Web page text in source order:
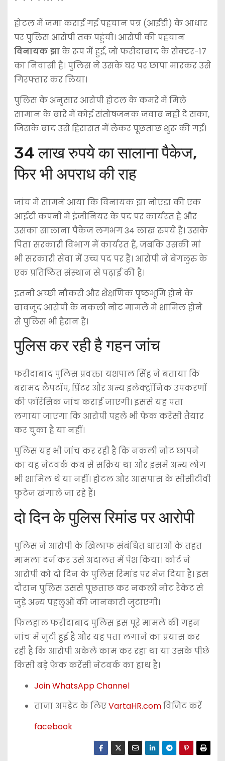
होटल में जमा कराई गई पहचान पत्र (आईडी) के आधार
पर पुलिस आरोपी तक पहुंची। आरोपी की पहचान
विनायक झाके रूप में हुई, जो फरीदाबाद के सेक्टर-17
का निवासी है। पुलिस ने उसके घर पर छापा मारकर उसे
गिरफ्तार कर लिया।
पुलिस के अनुसार आरोपी होटल के कमरे में मिले
सामान के बारे में कोई संतोषजनक जवाब नहीं दे सका,
जिसके बाद उसे हिरासत में लेकर पूछताछ शुरू की गई।
34 लाख रुपये का सालाना पैकेज,
फिर भी अपराध की राह
जांच में सामने आया कि विनायक झा नोएडा की एक
आईटी कंपनी में इंजीनियर के पद पर कार्यरत है और
उसका सालाना पैकेज लगभग 34 लाख रुपये है। उसके
पिता सरकारी विभाग में कार्यरत हैं, जबकि उसकी मां
भी सरकारी सेवा में उच्च पद पर हैं। आरोपी ने बेंगलुरु के
एक प्रतिष्ठित संस्थान से पढ़ाई की है।
इतनी अच्छी नौकरी और शैक्षणिक पृष्ठभूमि होने के
बावजूद आरोपी के नकली नोट मामले में शामिल होने
से पुलिस भी हैरान है।
पुलिस कर रही है गहन जांच
फरीदाबाद पुलिस प्रवक्ता यशपाल सिंह ने बताया कि
बरामद लैपटॉप, प्रिंटर और अन्य इलेक्ट्रॉनिक उपकरणों
की फॉरेंसिक जांच कराई जाएगी। इससे यह पता
लगाया जाएगा कि आरोपी पहले भी फेक करेंसी तैयार
कर चुका है या नहीं।
पुलिस यह भी जांच कर रही है कि नकली नोट छापने
का यह नेटवर्क कब से सक्रिय था और इसमें अन्य लोग
भी शामिल थे या नहीं। होटल और आसपास के सीसीटीवी
फुटेज खंगाले जा रहे हैं।
दो दिन के पुलिस रिमांड पर आरोपी
पुलिस ने आरोपी के खिलाफ संबंधित धाराओं के तहत
मामला दर्ज कर उसे अदालत में पेश किया। कोर्ट ने
आरोपी को दो दिन के पुलिस रिमांड पर भेज दिया है। इस
दौरान पुलिस उससे पूछताछ कर नकली नोट रैकेट से
जुड़े अन्य पहलुओं की जानकारी जुटाएगी।
फिलहाल फरीदाबाद पुलिस इस पूरे मामले की गहन
जांच में जुटी हुई है और यह पता लगाने का प्रयास कर
रही है कि आरोपी अकेले काम कर रहा था या उसके पीछे
किसी बड़े फेक करेंसी नेटवर्क का हाथ है।
Join WhatsApp Channel
ताजा अपडेट के लिएVartaHR.comविजिट करें
facebook